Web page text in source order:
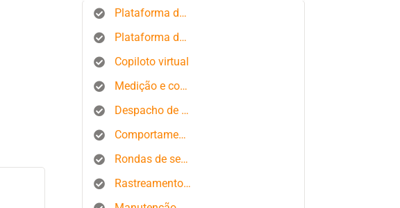
Plataforma de rastreamento GPS
Plataforma de gerenciamento de pedidos
Copiloto virtual
Medição e controle de estados produtivos
Despacho de ônibus
Comportamento do motorista
Rondas de segurança
Rastreamento de smartphone